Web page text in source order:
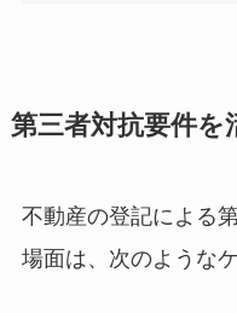
第三者対抗要件を
不動産の登記による
場面は、次のような